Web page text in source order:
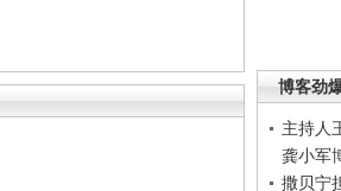
博客劲
主持人
龚小军
撒贝宁